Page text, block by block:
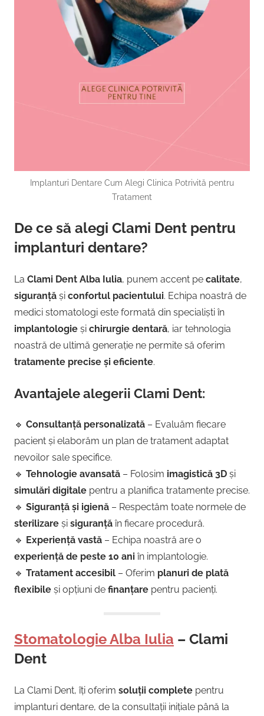
Implanturi Dentare Cum Alegi Clinica Potrivită pentru
Tratament
De ce să alegi Clami Dent pentru
implanturi dentare?
La Clami Dent Alba Iulia, punem accent pe calitate,
siguranță și confortul pacientului. Echipa noastră de
medici stomatologi este formată din specialiști în
implantologie și chirurgie dentară, iar tehnologia
noastră de ultimă generație ne permite să oferim
tratamente precise și eficiente.
Avantajele alegerii Clami Dent:
🔹 Consultanță personalizată – Evaluăm fiecare
pacient și elaborăm un plan de tratament adaptat
nevoilor sale specifice.
🔹 Tehnologie avansată – Folosim imagistică 3D și
simulări digitale pentru a planifica tratamente precise.
🔹 Siguranță și igienă – Respectăm toate normele de
sterilizare și siguranță în fiecare procedură.
🔹 Experiență vastă – Echipa noastră are o
experiență de peste 10 ani în implantologie.
🔹 Tratament accesibil – Oferim planuri de plată
flexibile și opțiuni de finanțare pentru pacienți.
Stomatologie Alba Iulia – Clami
Dent
La Clami Dent, îți oferim soluții complete pentru
implanturi dentare, de la consultații inițiale până la